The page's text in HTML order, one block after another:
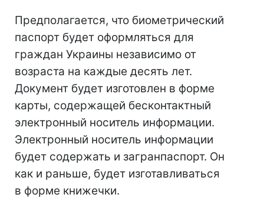
Предполагается, что биометрический
паспорт будет оформляться для
граждан Украины независимо от
возраста на каждые десять лет.
Документ будет изготовлен в форме
карты, содержащей бесконтактный
электронный носитель информации.
Электронный носитель информации
будет содержать и загранпаспорт. Он
как и раньше, будет изготавливаться
в форме книжечки.